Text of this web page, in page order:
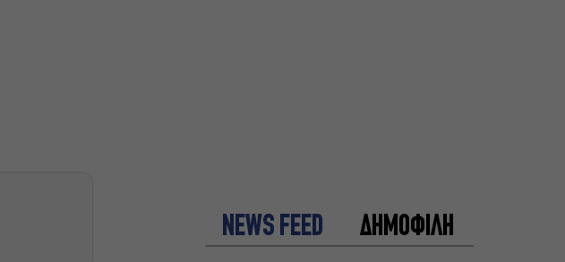
NEWS FEED ΔΗΜΟΦΙΛΗ